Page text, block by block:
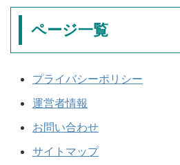
ページ一覧
プライバシーポリシー
運営者情報
お問い合わせ
サイトマップ